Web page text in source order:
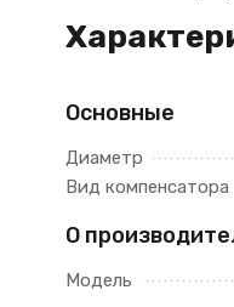
Основные
Диаметр
Вид компенсатора
О
Модель